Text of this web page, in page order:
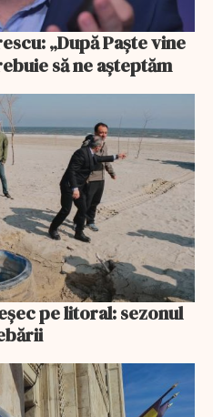
să ne așteptăm
pe litoral: sezonul